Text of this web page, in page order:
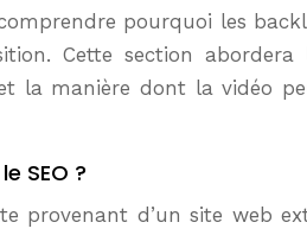
pourquoi les
Cette section abordera
la manière dont la vidéo
SEO ?
provenant d’un site web